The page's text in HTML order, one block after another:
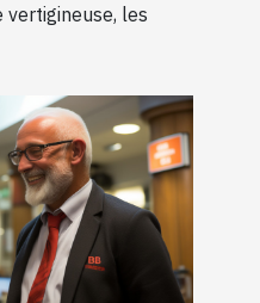
les